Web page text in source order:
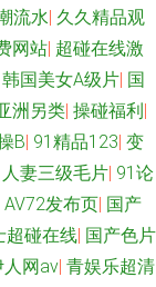
流水| 久久精品观
网站| 超碰在线激
韩国美女A级片| 国
洲另类| 操碰福利|
B| 91精品123| 变
人妻三级毛片| 91论
AV72发布页| 国产
超碰在线| 国产色片
人网av| 青娱乐超清